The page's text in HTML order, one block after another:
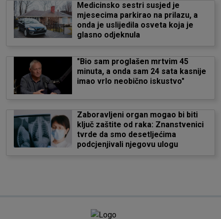
Medicinsko sestri susjed je
mjesecima parkirao na prilazu, a
onda je uslijedila osveta koja je
glasno odjeknula
"Bio sam proglašen mrtvim 45
minuta, a onda sam 24 sata kasnije
imao vrlo neobično iskustvo"
Zaboravljeni organ mogao bi biti
ključ zaštite od raka: Znanstvenici
tvrde da smo desetljećima
podcjenjivali njegovu ulogu